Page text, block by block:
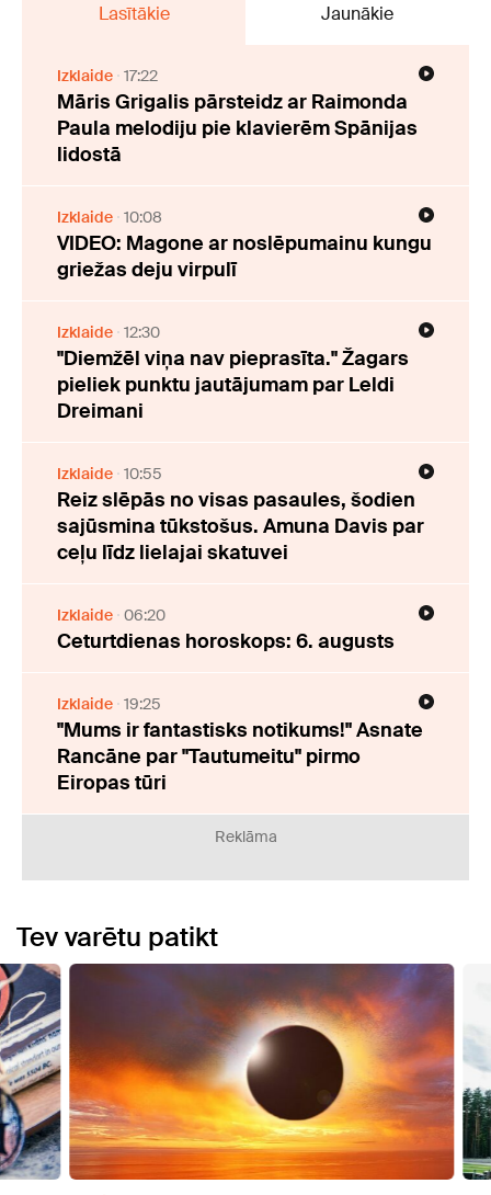
Lasītākie Jaunākie
Izklaide 17:22
Māris Grigalis pārsteidz ar Raimonda
Paula melodiju pie klavierēm Spānijas
lidostā
Izklaide 10:08
VIDEO: Magone ar noslēpumainu kungu
griežas deju virpulī
Izklaide 12:30
"Diemžēl viņa nav pieprasīta." Žagars
pieliek punktu jautājumam par Leldi
Dreimani
Izklaide 10:55
Reiz slēpās no visas pasaules, šodien
sajūsmina tūkstošus. Amuna Davis par
ceļu līdz lielajai skatuvei
Izklaide 06:20
Ceturtdienas horoskops: 6. augusts
Izklaide 19:25
"Mums ir fantastisks notikums!" Asnate
Rancāne par "Tautumeitu" pirmo
Eiropas tūri
Reklāma
Tev varētu patikt